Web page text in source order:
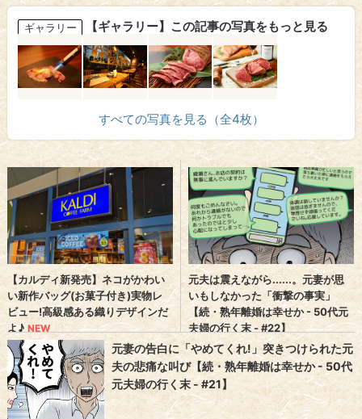
ギャラリー 【ギャラリー】この記事の写真をもっと見る
すべての写真を見る（全4枚）